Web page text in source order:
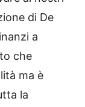
di De
a
che
ma è
la